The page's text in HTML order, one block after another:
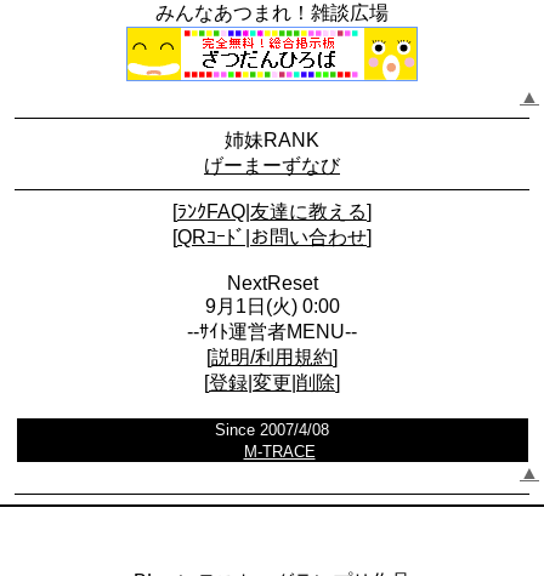
みんなあつまれ！雑談広場
▲
姉妹RANK
げーまーずなび
[ﾗﾝｸFAQ 友達に教える]
[QRｺｰﾄﾞ お問い合わせ]
NextReset
9月1日(火) 0:00
--ｻｲﾄ運営者MENU--
[説明/利用規約]
[登録 変更 削除]
Since 2007/4/08
M-TRACE
▲